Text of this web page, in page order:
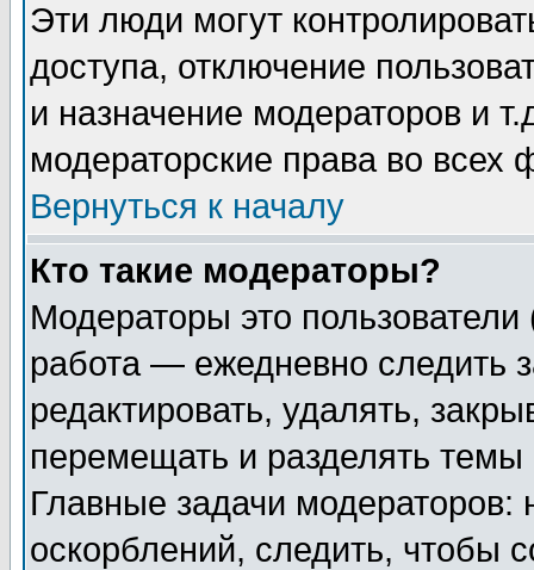
Эти люди могут
доступа, отключение
и назначение модераторов и
модераторские права во всех
Вернуться к началу
Кто такие модераторы?
Модераторы это
работа — ежедневно следить
редактировать, удалять,
перемещать и разделять
Главные задачи
оскорблений, следить, чтобы